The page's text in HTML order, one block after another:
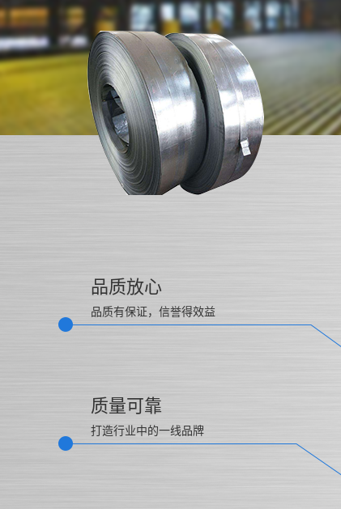
品质放心
品质有保证，信誉得效益
质量可靠
打造行业中的一线品牌